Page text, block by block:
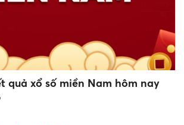
quả xổ số miền Nam hôm nay